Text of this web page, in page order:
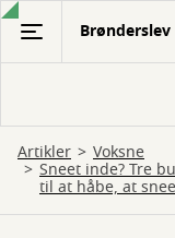
Gå
hovedindhold
Artikler Voksne
Sneet inde? Tre
til at håbe, at